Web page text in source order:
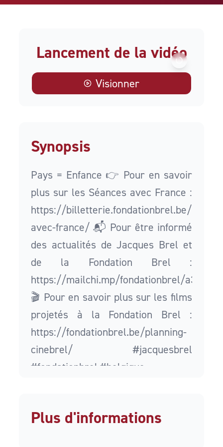
Synopsis
Pays = Enfance 👉 Pour en savoir
plus sur les Séances avec France :
https://billetterie.fondationbrel.be/
avec-france/ 📬 Pour être informé
des actualités de Jacques Brel et
de la Fondation Brel :
https://mailchi.mp/fondationbrel/
🎬 Pour en savoir plus sur les films
projetés à la Fondation Brel :
https://fondationbrel.be/planning-
cinebrel/ #jacquesbrel
#fondationbrel #belgique
Plus d'informations
Lancement de la vidéo
Visionner